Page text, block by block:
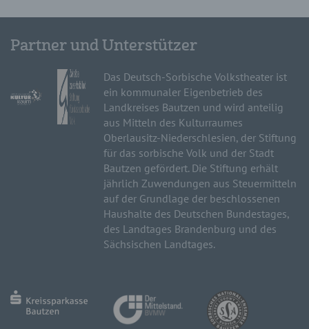
Partner und Unterstützer
Das Deutsch-Sorbische Volkstheater ist
ein kommunaler Eigenbetrieb des
Landkreises Bautzen und wird anteilig
aus Mitteln des Kulturraumes
Oberlausitz-Niederschlesien, der Stiftung
für das sorbische Volk und der Stadt
Bautzen gefördert. Die Stiftung erhält
jährlich Zuwendungen aus Steuermitteln
auf der Grundlage der beschlossenen
Haushalte des Deutschen Bundestages,
des Landtages Brandenburg und des
Sächsischen Landtages.